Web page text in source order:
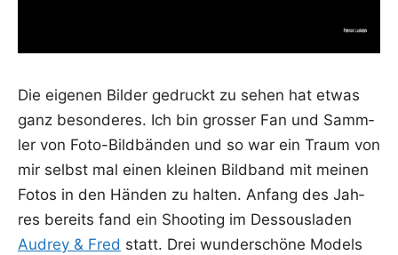
Die eige­nen Bil­der gedruckt zu sehen hat etwas
ganz beson­de­res. Ich bin gros­ser Fan und Samm­
ler von Foto-Bild­bän­den und so war ein Traum von
mir selbst mal einen klei­nen Bild­band mit mei­nen
Fotos in den Hän­den zu hal­ten. Anfang des Jah­
res bereits fand ein Shoo­ting im Des­sous­la­den
Audrey & Fred statt. Drei wun­der­schö­ne Models